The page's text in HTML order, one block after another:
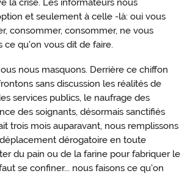
la crise. Les informateurs nous
et seulement à celle -là: oui vous
consommer, consommer, ne vous
ce qu'on vous dit de faire.
nous masquons. Derrière ce chiffon
sans discussion les réalités de
services publics, le naufrage des
des soignants, désormais sanctifiés
trois mois auparavant, nous remplissons
dérogatoire en toute
du pain ou de la farine pour fabriquer le
se confiner... nous faisons ce qu'on